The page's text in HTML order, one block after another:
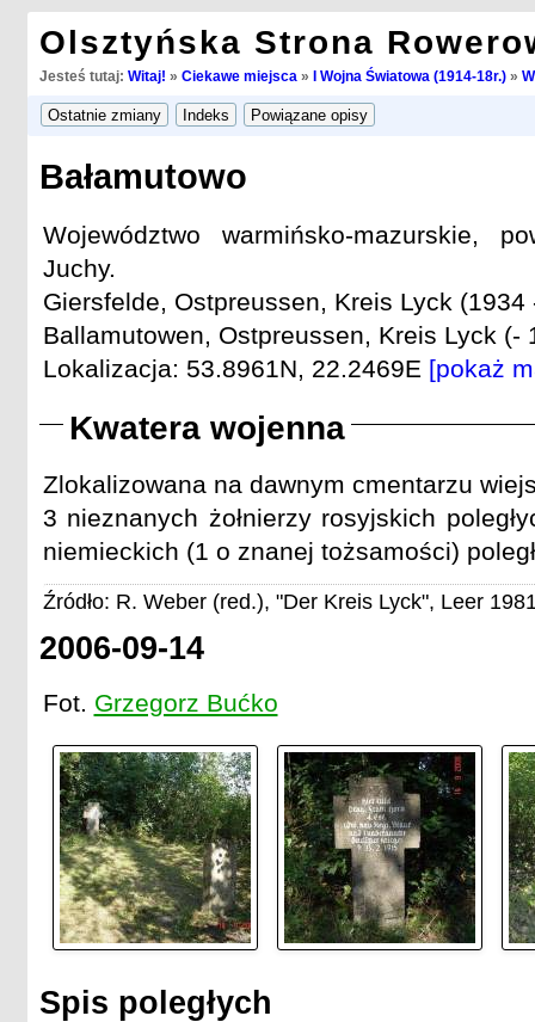
Olsztyńska Strona
Jesteś tutaj: Witaj! » Ciekawe miejsca » I Wojna Światowa (1914-18r.)»
Bałamutowo
Województwo warmińsko-mazurskie,
Juchy.
Giersfelde, Ostpreussen, Kreis Lyck (1934
Ballamutowen, Ostpreussen, Kreis Lyck (-
Lokalizacja: 53.8961N, 22.2469E [pokaż
Kwatera wojenna
Zlokalizowana na dawnym cmentarzu
3 nieznanych żołnierzy rosyjskich
niemieckich (1 o znanej tożsamości)
Źródło: R. Weber (red.), "Der Kreis Lyck", Leer
2006-09-14
Fot. Grzegorz Bućko
Spis poległych